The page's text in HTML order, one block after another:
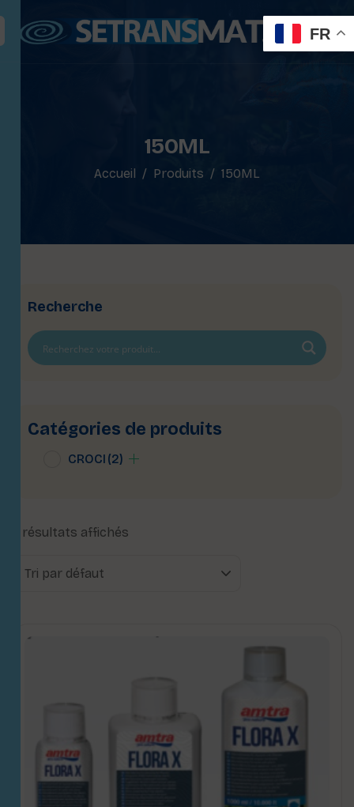
150ML
Accueil Produits 150ML
Recherche
Catégories de produits
CROCI (2)
2 résultats affichés
FR